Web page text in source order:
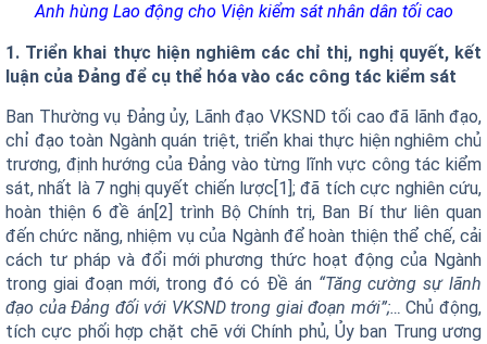
Anh hùng Lao động cho Viện kiểm sát nhân dân tối cao
1. Triển khai thực hiện nghiêm các chỉ thị, nghị quyết, kết
luận của Đảng để cụ thể hóa vào các công tác kiểm sát
Ban Thường vụ Đảng ủy, Lãnh đạo VKSND tối cao đã lãnh đạo,
chỉ đạo toàn Ngành quán triệt, triển khai thực hiện nghiêm chủ
trương, định hướng của Đảng vào từng lĩnh vực công tác kiểm
sát, nhất là 7 nghị quyết chiến lược[1]; đã tích cực nghiên cứu,
hoàn thiện 6 đề án[2] trình Bộ Chính trị, Ban Bí thư liên quan
đến chức năng, nhiệm vụ của Ngành để hoàn thiện thể chế, cải
cách tư pháp và đổi mới phương thức hoạt động của Ngành
trong giai đoạn mới, trong đó có Đề án “Tăng cường sự lãnh
đạo của Đảng đối với VKSND trong giai đoạn mới”;… Chủ động,
tích cực phối hợp chặt chẽ với Chính phủ, Ủy ban Trung ương